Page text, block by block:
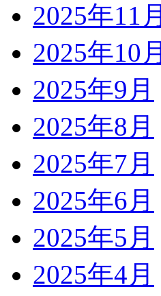
2025年11月
2025年10月
2025年9月
2025年8月
2025年7月
2025年6月
2025年5月
2025年4月